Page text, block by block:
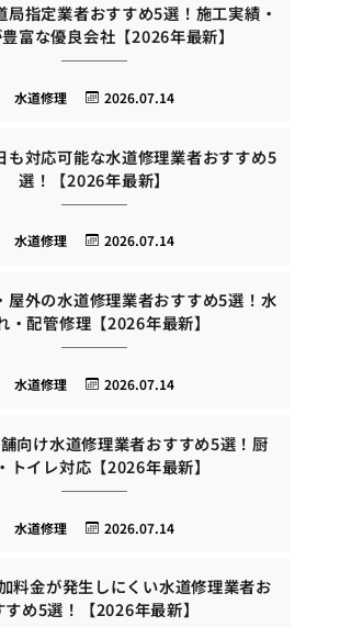
局指定業者おすすめ5選！施工実績・
富な優良会社【2026年最新】
2026.07.14
水道修理
も対応可能な水道修理業者おすすめ5
選！【2026年最新】
2026.07.14
水道修理
屋外の水道修理業者おすすめ5選！水
・配管修理【2026年最新】
2026.07.14
水道修理
向け水道修理業者おすすめ5選！厨
トイレ対応【2026年最新】
2026.07.14
水道修理
料金が発生しにくい水道修理業者お
すめ5選！【2026年最新】